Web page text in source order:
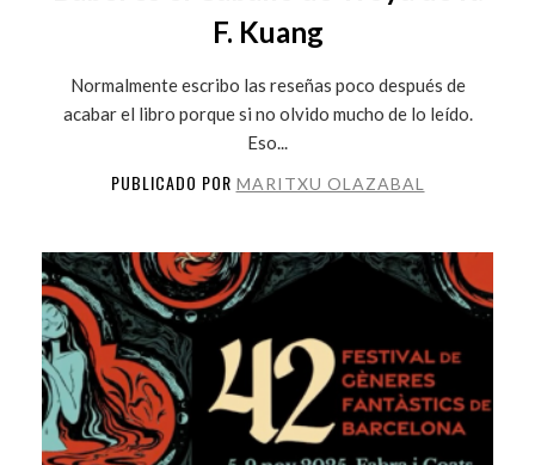
F. Kuang
Normalmente escribo las reseñas poco después de
acabar el libro porque si no olvido mucho de lo leído.
Eso...
PUBLICADO POR MARITXU OLAZABAL